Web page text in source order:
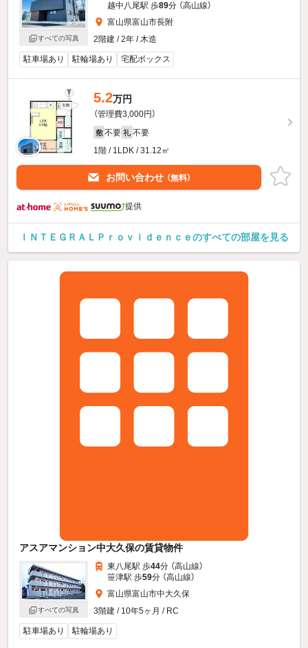
すべての写真
越中八尾駅 歩89分 （高山線）
富山県富山市長附
2階建 / 2年 / 木造
駐車場あり 駐輪場あり 宅配ボックス
5.2万円
（管理費3,000円）
敷 不要 礼 不要
1階 / 1LDK / 31.12㎡
お問い合わせ （無料）
提供
ＩＮＴＥＧＲＡＬＰｒｏｖｉｄｅｎｃｅのすべての部屋を見る
アスアマンション中大久保の賃貸物件
すべての写真
東八尾駅 歩44分 （高山線）
笹津駅 歩59分 （高山線）
富山県富山市中大久保
3階建 / 10年5ヶ月 / RC
駐車場あり 駐輪場あり